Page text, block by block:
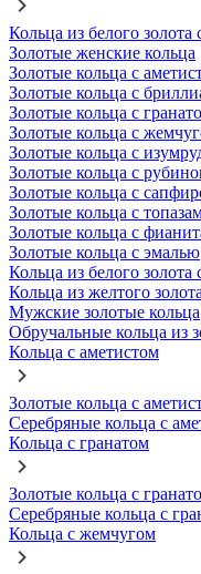
Кольца из белого
Золотые женские кольца
Золотые кольца с
Золотые кольца с
Золотые кольца с
Золотые кольца с
Золотые кольца с
Золотые кольца с
Золотые кольца с
Золотые кольца с
Золотые кольца с
Золотые кольца с эмалью
Кольца из белого
Кольца из желтого золота
Мужские золотые кольца
Обручальные кольца из
Кольца с аметистом
Золотые кольца с
Серебряные кольца с
Кольца с гранатом
Золотые кольца с
Серебряные кольца с
Кольца с жемчугом